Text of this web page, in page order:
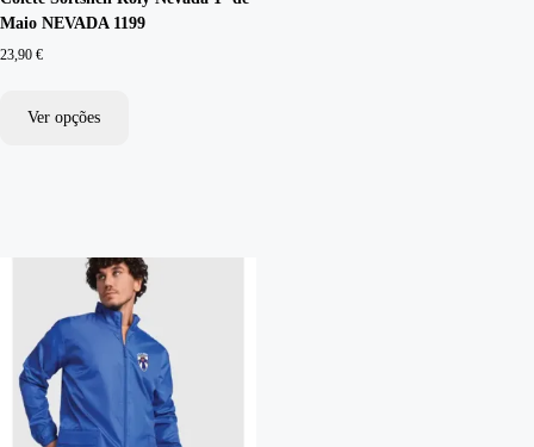
Maio NEVADA 1199
23,90 €
Ver opções